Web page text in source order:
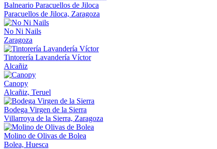
Balneario Paracuellos de Jiloca
Paracuellos de Jiloca, Zaragoza
No Ni Nails
Zaragoza
Tintorería Lavandería Víctor
Alcañiz
Canopy
Alcañiz, Teruel
Bodega Virgen de la Sierra
Villarroya de la Sierra, Zaragoza
Molino de Olivas de Bolea
Bolea, Huesca